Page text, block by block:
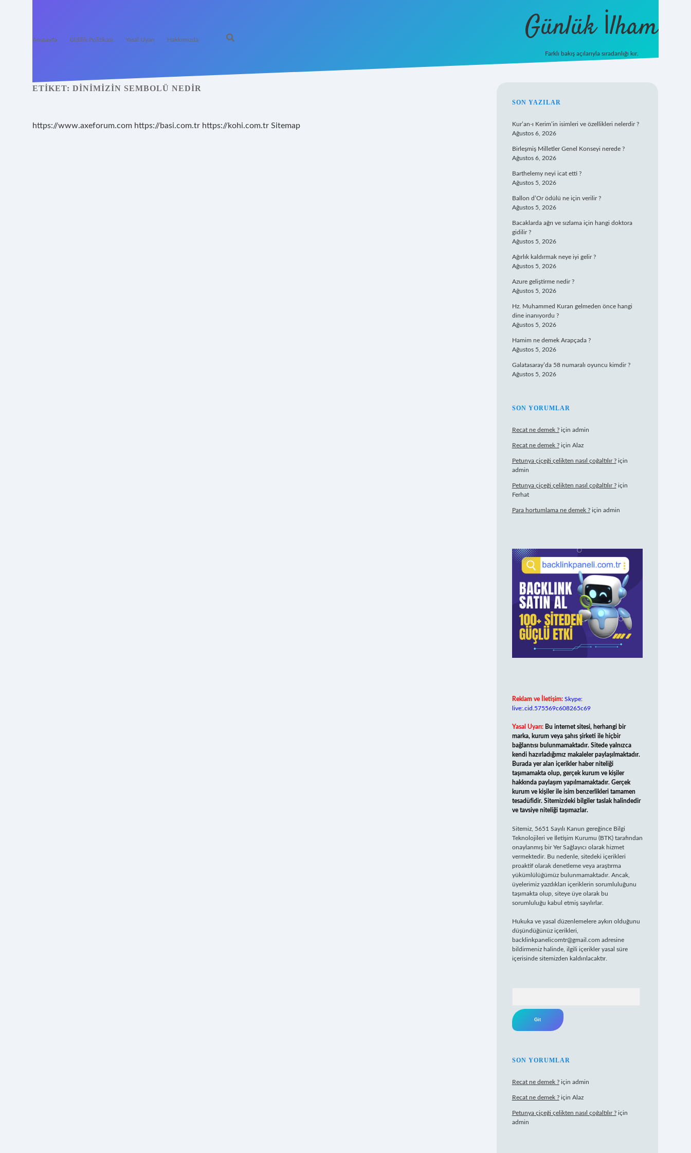
Anasayfa Gizlilik Politikası Yasal Uyarı Hakkımızda Günlük İlham
Farklı bakış açılarıyla sıradanlığı kır.
ETIKET: DINIMIZIN SEMBOLÜ NEDIR
https://www.axeforum.com https://basi.com.tr https://kohi.com.tr Sitemap
SIDEBAR
SON YAZILAR
Kur’an-ı Kerim’in isimleri ve özellikleri nelerdir ?
Ağustos 6, 2026
Birleşmiş Milletler Genel Konseyi nerede ?
Ağustos 6, 2026
Barthelemy neyi icat etti ?
Ağustos 5, 2026
Ballon d’Or ödülü ne için verilir ?
Ağustos 5, 2026
Bacaklarda ağrı ve sızlama için hangi doktora
gidilir ?
Ağustos 5, 2026
Ağırlık kaldırmak neye iyi gelir ?
Ağustos 5, 2026
Azure geliştirme nedir ?
Ağustos 5, 2026
Hz. Muhammed Kuran gelmeden önce hangi
dine inanıyordu ?
Ağustos 5, 2026
Hamim ne demek Arapçada ?
Ağustos 5, 2026
Galatasaray’da 58 numaralı oyuncu kimdir ?
Ağustos 5, 2026
SON YORUMLAR
Recat ne demek ?için admin
Recat ne demek ?için Alaz
Petunya çiçeği çelikten nasıl çoğaltılır ?için
admin
Petunya çiçeği çelikten nasıl çoğaltılır ?için
Ferhat
Para hortumlama ne demek ?için admin
Reklam ve İletişim: Skype:
live:.cid.575569c608265c69
Yasal Uyarı: Bu internet sitesi, herhangi bir
marka, kurum veya şahıs şirketi ile hiçbir
bağlantısı bulunmamaktadır. Sitede yalnızca
kendi hazırladığımız makaleler paylaşılmaktadır.
Burada yer alan içerikler haber niteliği
taşımamakta olup, gerçek kurum ve kişiler
hakkında paylaşım yapılmamaktadır. Gerçek
kurum ve kişiler ile isim benzerlikleri tamamen
tesadüfidir. Sitemizdeki bilgiler taslak halindedir
ve tavsiye niteliği taşımazlar.
Sitemiz, 5651 Sayılı Kanun gereğince Bilgi
Teknolojileri ve İletişim Kurumu (BTK) tarafından
onaylanmış bir Yer Sağlayıcı olarak hizmet
vermektedir. Bu nedenle, sitedeki içerikleri
proaktif olarak denetleme veya araştırma
yükümlülüğümüz bulunmamaktadır. Ancak,
üyelerimiz yazdıkları içeriklerin sorumluluğunu
taşımakta olup, siteye üye olarak bu
sorumluluğu kabul etmiş sayılırlar.
Hukuka ve yasal düzenlemelere aykırı olduğunu
düşündüğünüz içerikleri,
backlinkpanelicomtr@gmail.com adresine
bildirmeniz halinde, ilgili içerikler yasal süre
içerisinde sitemizden kaldırılacaktır.
SON YORUMLAR
Recat ne demek ?için admin
Recat ne demek ?için Alaz
Petunya çiçeği çelikten nasıl çoğaltılır ?için
admin